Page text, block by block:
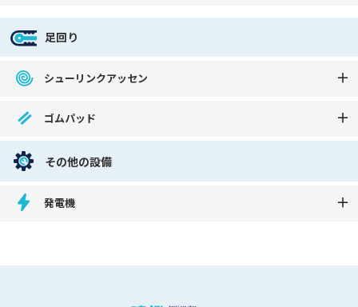
足回り
シューリンクアッセン
ゴムパッド
その他の設備
発電機